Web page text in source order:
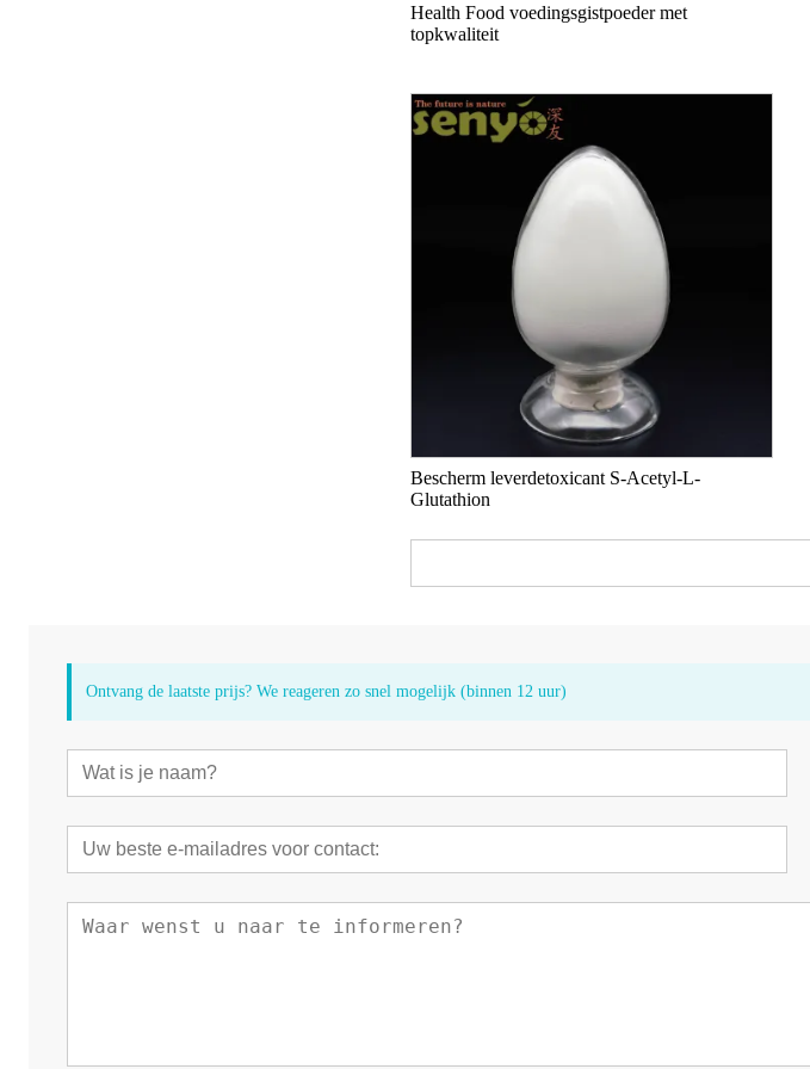
Health Food voedingsgistpoeder met
topkwaliteit
Bescherm leverdetoxicant S-Acetyl-L-
Glutathion
Ontvang de laatste prijs? We reageren zo snel mogelijk (binnen 12 uur)